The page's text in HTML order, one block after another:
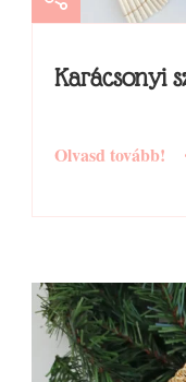
Karácsonyi
Olvasd tovább!